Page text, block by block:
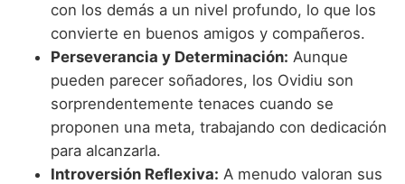
con los demás a un nivel profundo, lo que los
convierte en buenos amigos y compañeros.
Perseverancia y Determinación: Aunque
pueden parecer soñadores, los Ovidiu son
sorprendentemente tenaces cuando se
proponen una meta, trabajando con dedicación
para alcanzarla.
Introversión Reflexiva: A menudo valoran sus